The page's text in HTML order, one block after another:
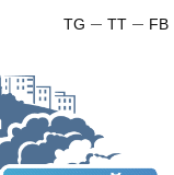
FB
TT
TG